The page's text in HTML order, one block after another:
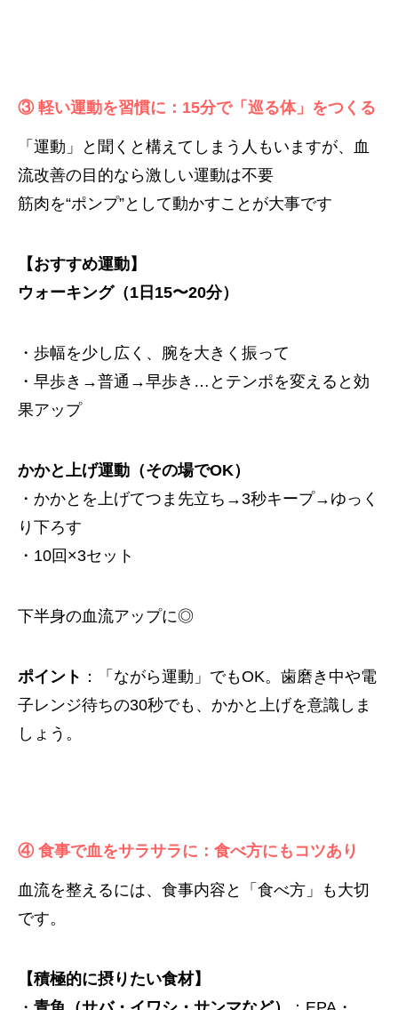
③ 軽い運動を習慣に：15分で「巡る体」をつくる
「運動」と聞くと構えてしまう人もいますが、血
流改善の目的なら激しい運動は不要
筋肉を“ポンプ”として動かすことが大事です
【おすすめ運動】
ウォーキング（1日15〜20分）
・歩幅を少し広く、腕を大きく振って
・早歩き→普通→早歩き…とテンポを変えると効
果アップ
かかと上げ運動（その場でOK）
・かかとを上げてつま先立ち→3秒キープ→ゆっく
り下ろす
・10回×3セット
下半身の血流アップに◎
ポイント ：「ながら運動」でもOK。歯磨き中や電
子レンジ待ちの30秒でも、かかと上げを意識しま
しょう。
④ 食事で血をサラサラに：食べ方にもコツあり
血流を整えるには、食事内容と「食べ方」も大切
です。
【積極的に摂りたい食材】